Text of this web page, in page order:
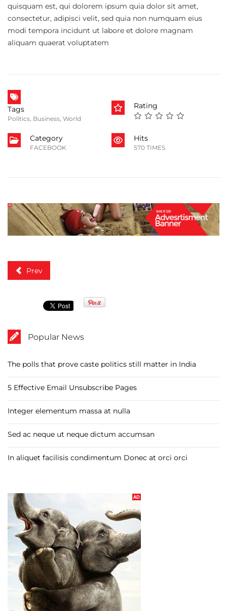
quisquam est, qui dolorem ipsum quia dolor sit amet,
consectetur, adipisci velit, sed quia non numquam eius
modi tempora incidunt ut labore et dolore magnam
aliquam quaerat voluptatem
Tags
Politics, Business, World
Rating
Category
FACEBOOK
Hits
570 TIMES
Prev
Popular News
The polls that prove caste politics still matter in India
5 Effective Email Unsubscribe Pages
Integer elementum massa at nulla
Sed ac neque ut neque dictum accumsan
In aliquet facilisis condimentum Donec at orci orci